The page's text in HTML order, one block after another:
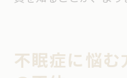
不眠症に悩